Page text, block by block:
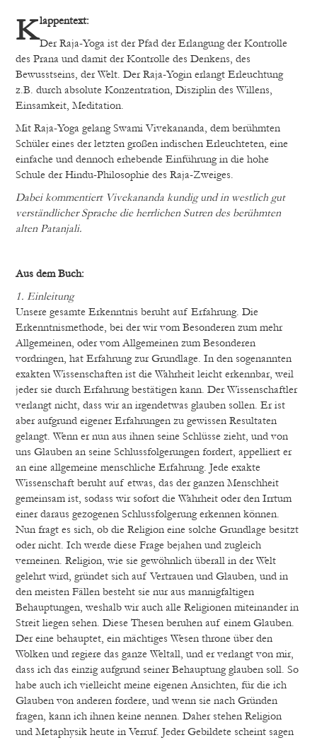
Klappentext:
Der Raja-Yoga ist der Pfad der Erlangung der Kontrolle
des Prana und damit der Kontrolle des Denkens, des
Bewusstseins, der Welt. Der Raja-Yogin erlangt Erleuchtung
z.B. durch absolute Konzentration, Disziplin des Willens,
Einsamkeit, Meditation.
Mit Raja-Yoga gelang Swami Vivekananda, dem berühmten
Schüler eines der letzten großen indischen Erleuchteten, eine
einfache und dennoch erhebende Einführung in die hohe
Schule der Hindu-Philosophie des Raja-Zweiges.
Dabei kommentiert Vivekananda kundig und in westlich gut
verständlicher Sprache die herrlichen Sutren des berühmten
alten Patanjali.
Aus dem Buch:
1. Einleitung
Unsere gesamte Erkenntnis beruht auf Erfahrung. Die
Erkenntnismethode, bei der wir vom Besonderen zum mehr
Allgemeinen, oder vom Allgemeinen zum Besonderen
vordringen, hat Erfahrung zur Grundlage. In den sogenannten
exakten Wissenschaften ist die Wahrheit leicht erkennbar, weil
jeder sie durch Erfahrung bestätigen kann. Der Wissenschaftler
verlangt nicht, dass wir an irgendetwas glauben sollen. Er ist
aber aufgrund eigener Erfahrungen zu gewissen Resultaten
gelangt. Wenn er nun aus ihnen seine Schlüsse zieht, und von
uns Glauben an seine Schlussfolgerungen fordert, appelliert er
an eine allgemeine menschliche Erfahrung. Jede exakte
Wissenschaft beruht auf etwas, das der ganzen Menschheit
gemeinsam ist, sodass wir sofort die Wahrheit oder den Irrtum
einer daraus gezogenen Schlussfolgerung erkennen können.
Nun fragt es sich, ob die Religion eine solche Grundlage besitzt
oder nicht. Ich werde diese Frage bejahen und zugleich
verneinen. Religion, wie sie gewöhnlich überall in der Welt
gelehrt wird, gründet sich auf Vertrauen und Glauben, und in
den meisten Fällen besteht sie nur aus mannigfaltigen
Behauptungen, weshalb wir auch alle Religionen miteinander in
Streit liegen sehen. Diese Thesen beruhen auf einem Glauben.
Der eine behauptet, ein mächtiges Wesen throne über den
Wolken und regiere das ganze Weltall, und er verlangt von mir,
dass ich das einzig aufgrund seiner Behauptung glauben soll. So
habe auch ich vielleicht meine eigenen Ansichten, für die ich
Glauben von anderen fordere, und wenn sie nach Gründen
fragen, kann ich ihnen keine nennen. Daher stehen Religion
und Metaphysik heute in Verruf. Jeder Gebildete scheint sagen